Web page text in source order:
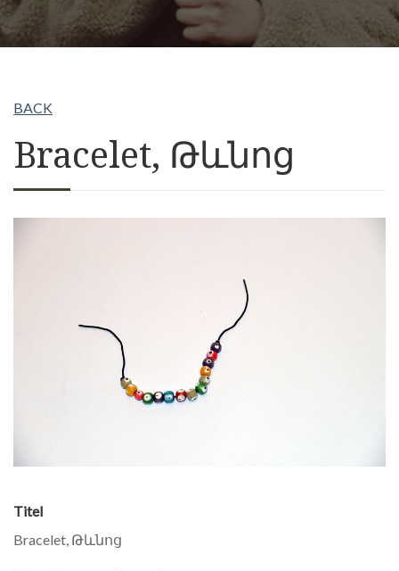
BACK
Bracelet, Թևնոց
Titel
Bracelet, Թևնոց